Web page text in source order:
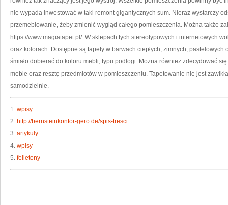
nie wypada inwestować w taki remont gigantycznych sum. Nieraz wystarczy
przemeblowanie, żeby zmienić wygląd całego pomieszczenia. Można także
https://www.magiatapet.pl/. W sklepach tych stereotypowych i internetowych
oraz kolorach. Dostępne są tapety w barwach ciepłych, zimnych, pastelowych
śmiało dobierać do koloru mebli, typu podłogi. Można również zdecydować
meble oraz resztę przedmiotów w pomieszczeniu. Tapetowanie nie jest
samodzielnie.
1. wpisy
2. http://bernsteinkontor-gero.de/spis-tresci
3. artykuly
4. wpisy
5. felietony